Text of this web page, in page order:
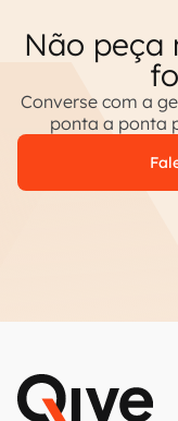
Não
Converse com a
ponta a ponta